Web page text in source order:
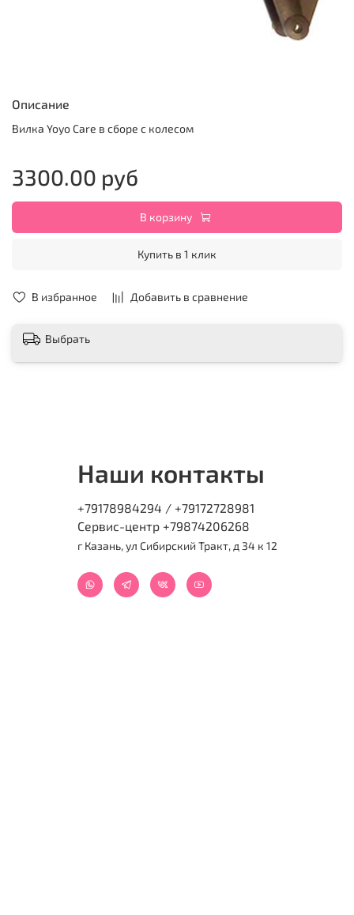
В избранное Добавить в сравнение
Описание
Вилка Yoyo Care в сборе с колесом
3300.00 руб
В корзину
Купить в 1 клик
Выбрать
Наши контакты
+79178984294 / +79172728981
Сервис-центр +79874206268
г Казань, ул Сибирский Тракт, д 34 к 12